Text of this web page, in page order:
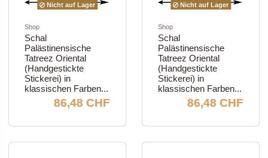
Nicht auf Lager
Shop
Schal
Palästinensische
Tatreez Oriental
(Handgestickte
Stickerei) in
klassischen Farben...
86,48 CHF
Nicht auf Lager
Shop
Schal
Palästinensische
Tatreez Oriental
(Handgestickte
Stickerei) in
klassischen Farben...
86,48 CHF